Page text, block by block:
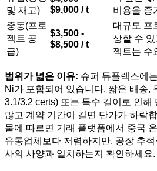
및 재고)
$9,000 / t
비용을 증
중동(프로
젝트 공
급)
$3,500 -
$8,500 / t
대규모 프
상할 수
젝트는 수
범위가 넓은 이유: 슈퍼 듀플렉스에
Ni가 포함되어 있습니다. 짧은 배송,
3.1/3.2 certs) 또는 특수 길이로 인해
많고 계약 기간이 길면 단가가 하락
물에 따르면 거래 플랫폼에서 중국
유통업체보다 저렴하지만, 공장 추
사의 사양과 일치하는지 확인하세요.